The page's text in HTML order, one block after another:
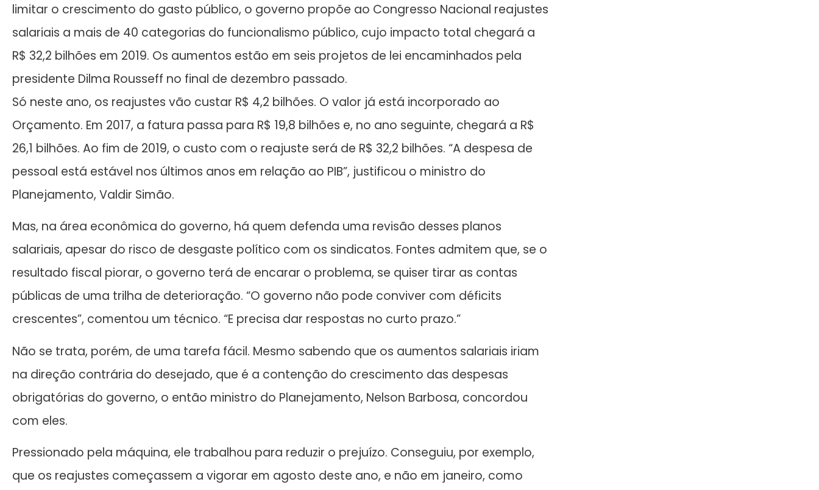
limitar o crescimento do gasto público, o governo propõe ao Congresso Nacional reajustes
salariais a mais de 40 categorias do funcionalismo público, cujo impacto total chegará a
R$ 32,2 bilhões em 2019. Os aumentos estão em seis projetos de lei encaminhados pela
presidente Dilma Rousseff no final de dezembro passado.
Só neste ano, os reajustes vão custar R$ 4,2 bilhões. O valor já está incorporado ao
Orçamento. Em 2017, a fatura passa para R$ 19,8 bilhões e, no ano seguinte, chegará a R$
26,1 bilhões. Ao fim de 2019, o custo com o reajuste será de R$ 32,2 bilhões. “A despesa de
pessoal está estável nos últimos anos em relação ao PIB”, justificou o ministro do
Planejamento, Valdir Simão.
Mas, na área econômica do governo, há quem defenda uma revisão desses planos
salariais, apesar do risco de desgaste político com os sindicatos. Fontes admitem que, se o
resultado fiscal piorar, o governo terá de encarar o problema, se quiser tirar as contas
públicas de uma trilha de deterioração. “O governo não pode conviver com déficits
crescentes”, comentou um técnico. “E precisa dar respostas no curto prazo.”
Não se trata, porém, de uma tarefa fácil. Mesmo sabendo que os aumentos salariais iriam
na direção contrária do desejado, que é a contenção do crescimento das despesas
obrigatórias do governo, o então ministro do Planejamento, Nelson Barbosa, concordou
com eles.
Pressionado pela máquina, ele trabalhou para reduzir o prejuízo. Conseguiu, por exemplo,
que os reajustes começassem a vigorar em agosto deste ano, e não em janeiro, como